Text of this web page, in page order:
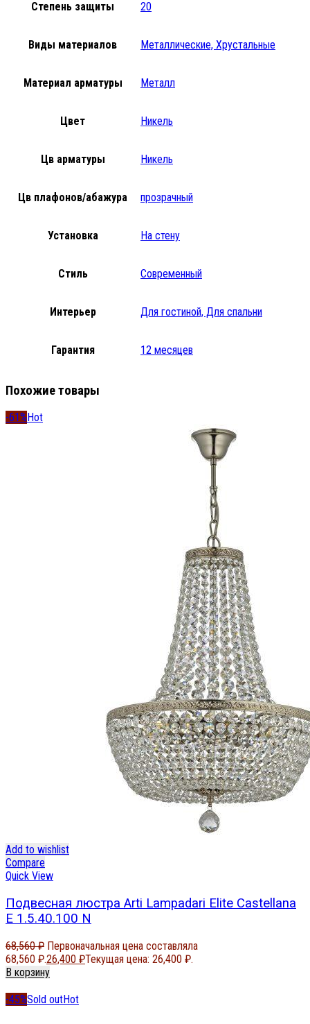
Степень защиты 20
Виды материалов Металлические, Хрустальные
Материал арматуры Металл
Цвет Никель
Цв арматуры Никель
Цв плафонов/абажура прозрачный
Установка На стену
Стиль Современный
Интерьер Для гостиной, Для спальни
Гарантия 12 месяцев
Похожие товары
-61% Hot
Add to wishlist
Compare
Quick View
Подвесная люстра Arti Lampadari Elite Castellana
E 1.5.40.100 N
68,560₽ Первоначальная цена составляла
68,560 ₽.26,400 ₽Текущая цена: 26,400 ₽.
В корзину
-45%Sold outHot